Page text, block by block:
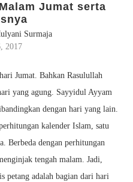
Jumat serta
Surmaja
2017
Jumat. Bahkan Rasulullah
yang agung. Sayyidul Ayyam
dengan hari yang lain.
kalender Islam, satu
Berbeda dengan perhitungan
tengah malam. Jadi,
petang adalah bagian dari hari